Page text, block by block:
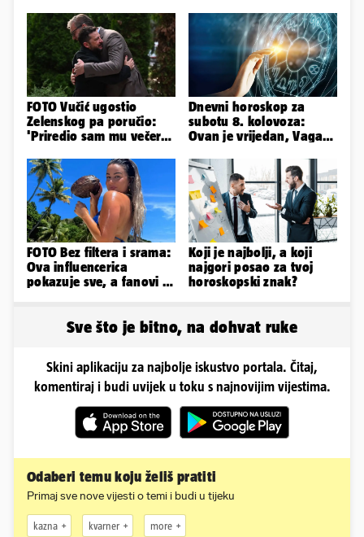
FOTO Vučić ugostio
Zelenskog pa poručio:
'Priredio sam mu večeru
Dnevni horoskop za
subotu 8. kolovoza:
Ovan je vrijedan, Vaga
FOTO Bez filtera i srama:
Ova influencerica
pokazuje sve, a fanovi je
Koji je najbolji, a koji
najgori posao za tvoj
horoskopski znak?
Sve što je bitno, na dohvat ruke
Skini aplikaciju za najbolje iskustvo portala. Čitaj,
komentiraj i budi uvijek u toku s najnovijim vijestima.
Odaberi temu koju želiš pratiti
Primaj sve nove vijesti o temi i budi u tijeku
kazna kvarner more